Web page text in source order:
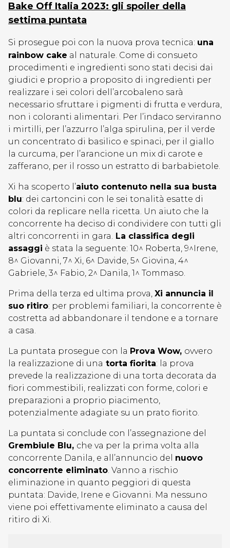
Bake Off Italia 2023: gli spoiler della
settima puntata
Si prosegue poi con la nuova prova tecnica: una
rainbow cake al naturale. Come di consueto
procedimenti e ingredienti sono stati decisi dai
giudici e proprio a proposito di ingredienti per
realizzare i sei colori dell’arcobaleno sarà
necessario sfruttare i pigmenti di frutta e verdura,
non i coloranti alimentari. Per l’indaco serviranno
i mirtilli, per l’azzurro l’alga spirulina, per il verde
un concentrato di basilico e spinaci, per il giallo
la curcuma, per l’arancione un mix di carote e
zafferano, per il rosso un estratto di barbabietole.
Xi ha scoperto l’aiuto contenuto nella sua busta
blu: dei cartoncini con le sei tonalità esatte di
colori da replicare nella ricetta. Un aiuto che la
concorrente ha deciso di condividere con tutti gli
altri concorrenti in gara. La classifica degli
assaggi è stata la seguente: 10^ Roberta, 9^Irene,
8^ Giovanni, 7^ Xi, 6^ Davide, 5^ Giovina, 4^
Gabriele, 3^ Fabio, 2^ Danila, 1^ Tommaso.
Prima della terza ed ultima prova, Xi annuncia il
suo ritiro: per problemi familiari, la concorrente è
costretta ad abbandonare il tendone e a tornare
a casa.
La puntata prosegue con la Prova Wow, ovvero
la realizzazione di una torta fiorita: la prova
prevede la realizzazione di una torta decorata da
fiori commestibili, realizzati con forme, colori e
preparazioni a proprio piacimento,
potenzialmente adagiate su un prato fiorito.
La puntata si conclude con l’assegnazione del
Grembiule Blu, che va per la prima volta alla
concorrente Danila, e all’annuncio del nuovo
concorrente eliminato. Vanno a rischio
eliminazione in quanto peggiori di questa
puntata: Davide, Irene e Giovanni. Ma nessuno
viene poi effettivamente eliminato a causa del
ritiro di Xi.